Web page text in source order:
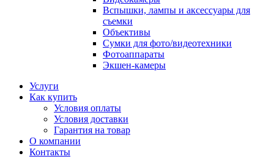
Вспышки, лампы и аксессуары для
съемки
Объективы
Сумки для фото/видеотехники
Фотоаппараты
Экшен-камеры
Услуги
Как купить
Условия оплаты
Условия доставки
Гарантия на товар
О компании
Контакты